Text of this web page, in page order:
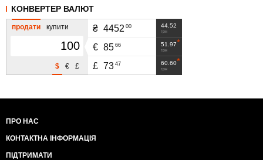
КОНВЕРТЕР ВАЛЮТ
продати купити
£
€
$
44.52
грн
₴ 4452 00
51.97
грн
€ 85 66
60.60
грн
£ 73 47
ПРО НАС
КОНТАКТНА ІНФОРМАЦІЯ
ПІДТРИМАТИ